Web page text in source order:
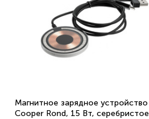
Магнитное зарядное устройство
Cooper Rond, 15 Вт, серебристое